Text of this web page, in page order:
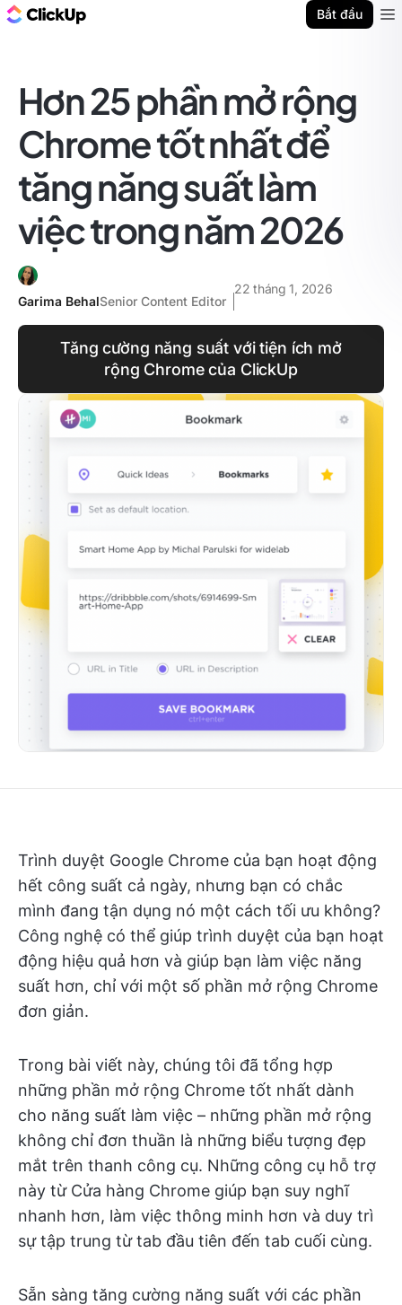
Bắt đầu
Hơn 25 phần mở rộng
Chrome tốt nhất để
tăng năng suất làm
việc trong năm 2026
Garima BehalSenior Content Editor
22 tháng 1, 2026
Tăng cường năng suất với tiện ích mở
rộng Chrome của ClickUp
Trình duyệt Google Chrome của bạn hoạt động
hết công suất cả ngày, nhưng bạn có chắc
mình đang tận dụng nó một cách tối ưu không?
Công nghệ có thể giúp trình duyệt của bạn hoạt
động hiệu quả hơn và giúp bạn làm việc năng
suất hơn, chỉ với một số phần mở rộng Chrome
đơn giản.
Trong bài viết này, chúng tôi đã tổng hợp
những phần mở rộng Chrome tốt nhất dành
cho năng suất làm việc – những phần mở rộng
không chỉ đơn thuần là những biểu tượng đẹp
mắt trên thanh công cụ. Những công cụ hỗ trợ
này từ Cửa hàng Chrome giúp bạn suy nghĩ
nhanh hơn, làm việc thông minh hơn và duy trì
sự tập trung từ tab đầu tiên đến tab cuối cùng.
Sẵn sàng tăng cường năng suất với các phần